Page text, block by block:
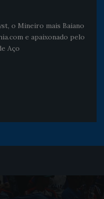
o Mineiro mais Baiano
e apaixonado pelo
Aço